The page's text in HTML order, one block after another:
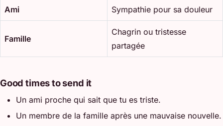
Ami Sympathie pour sa douleur
Famille
Chagrin ou tristesse
partagée
Good times to send it
Un ami proche qui sait que tu es triste.
Un membre de la famille après une mauvaise nouvelle.